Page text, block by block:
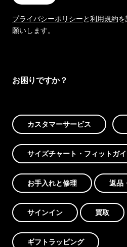
プライバシーポリシーと利用規約
願いします。
お困りですか？
カスタマーサービス
サイズチャート・フィットガ
お手入れと修理 返品
サインイン 買取
ギフトラッピング